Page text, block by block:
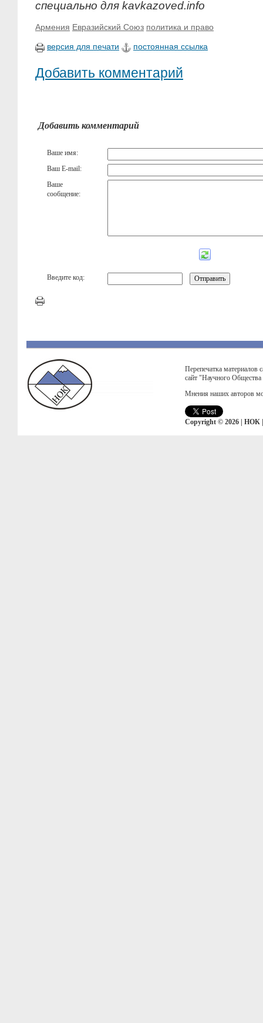
специально для kavkazoved.info
Армения Евразийский Союз политика и право
версия для печати постоянная ссылка
Добавить комментарий
Добавить комментарий
Ваше имя:
Ваш E-mail:
Ваше
сообщение:
Введите код:
сайт "Научного
Мнения наших авторов
Copyright © 2026 | НОК